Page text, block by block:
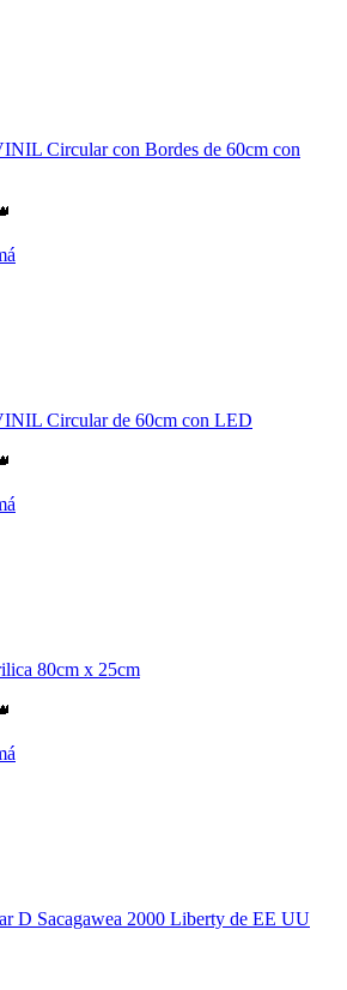
Circular con Bordes de 60cm con
Circular de 60cm con LED
80cm x 25cm
D Sacagawea 2000 Liberty de EE UU